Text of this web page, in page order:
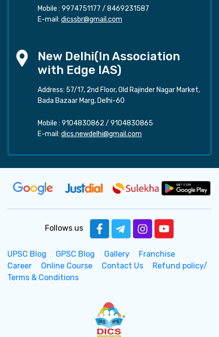
Mobile : 9974751177 / 8469231587
E-mail: dicssbr@gmail.com
New Delhi(In Association
with Edge IAS)
Address: 57/17, 2nd Floor, Old Rajinder Nagar Market,
Bada Bazaar Marg, Delhi-60
Mobile : 9104830862 / 9104830865
E-mail: dics.newdelhi@gmail.com
Follows us
UPSC Blog GPSC Blog Gallery
Franchise
Career
Online Course Contact Us
Refund policy/
Terms & Conditions